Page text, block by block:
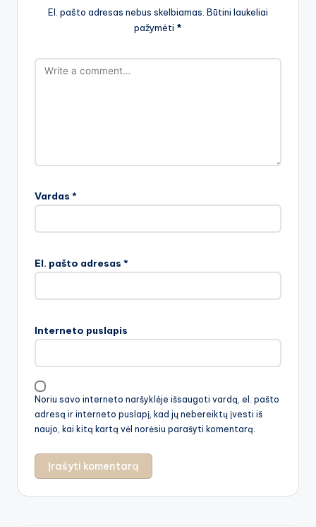
El. pašto adresas nebus skelbiamas. Būtini laukeliai
pažymėti *
Vardas *
El. pašto adresas *
Interneto puslapis
Noriu savo interneto naršyklėje išsaugoti vardą, el. pašto
adresą ir interneto puslapį, kad jų nebereiktų įvesti iš
naujo, kai kitą kartą vėl norėsiu parašyti komentarą.